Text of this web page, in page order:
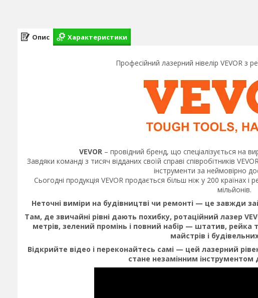
Опис Характеристики
Професійний лазерний нівелір VEVOR з
VEVOR–​ провідний бренд,​ що спеціалізується на
Завдяки команді з тисяч відданих своїй справі співробітників
інструменти за неймовірно
Сьогодні продукція VEVOR продається більш ніж у 200 країнах і
мільйонів.
Неточні виміри на будівництві чи ремонті —​ це завжди
Там,​ де звичайні рівні дають похибку,​ ротаційний лазер
метрів,​ зелений промінь і повний набір —​ штатив,​
майстрів і
Відкрийте відео і переконайтесь самі —​ цей лазерний
стане незамінним